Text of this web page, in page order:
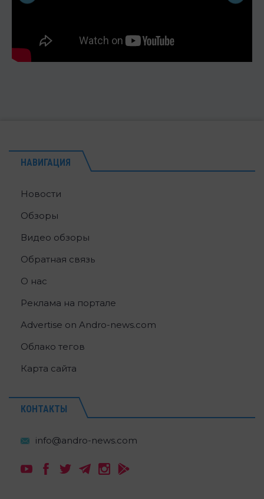
НАВИГАЦИЯ
Новости
Обзоры
Видео обзоры
Обратная связь
О нас
Реклама на портале
Advertise on Andro-news.com
Облако тегов
Карта сайта
КОНТАКТЫ